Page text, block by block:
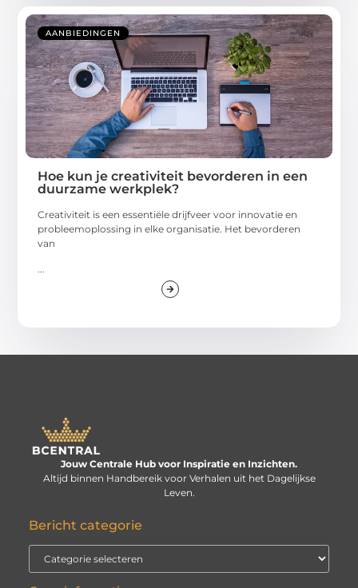
AANBIEDINGEN
Hoe kun je creativiteit bevorderen in een
duurzame werkplek?
Creativiteit is een essentiële drijfveer voor innovatie en
probleemoplossing in elke organisatie. Het bevorderen
van
...
Jouw Centrale Hub voor Inspiratie en Inzichten.
Altijd binnen Handbereik voor Verhalen uit het Dagelijkse
Leven.
Bericht categorie